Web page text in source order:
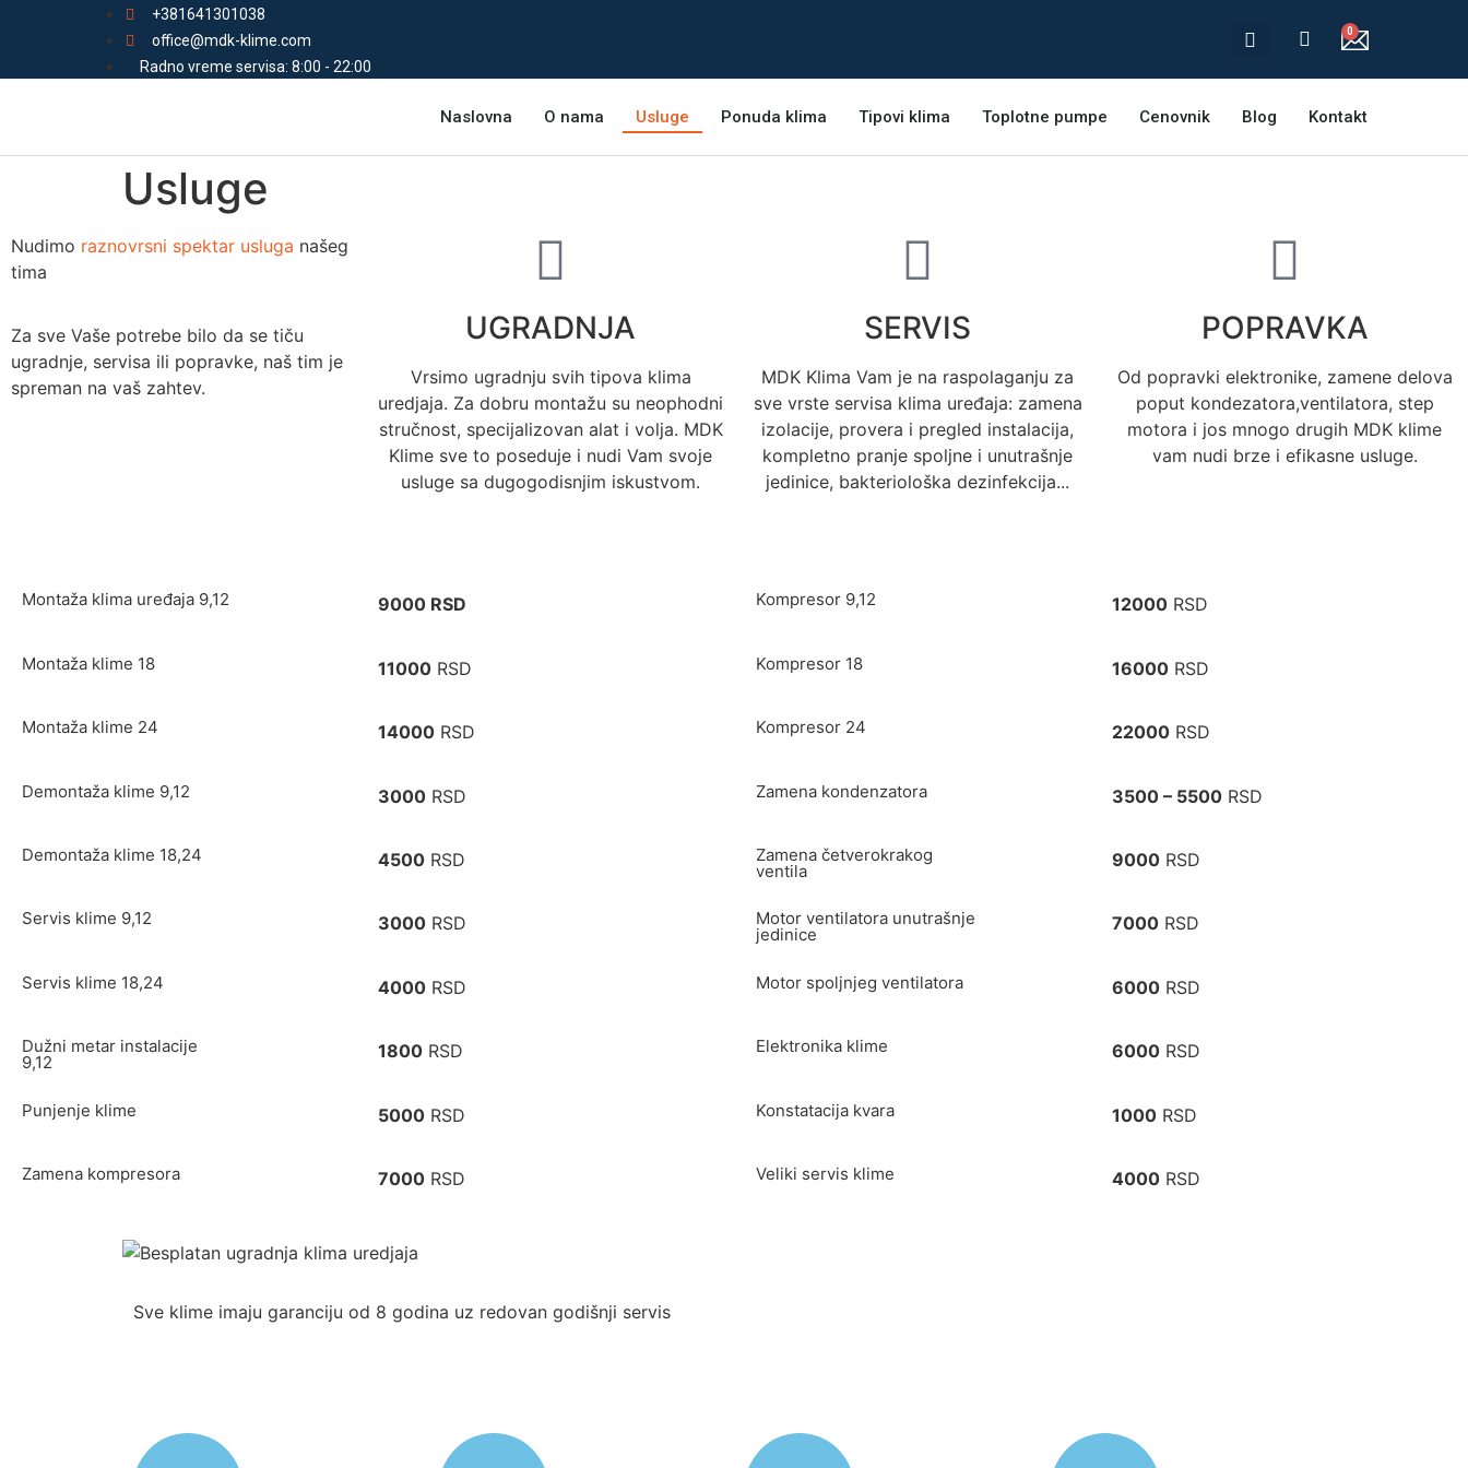
+381641301038
office@mdk-klime.com
Radno vreme servisa: 8:00 - 22:00
Naslovna O nama Usluge Ponuda klima Tipovi klima Toplotne pumpe Cenovnik Blog Kontakt
Usluge
Nudimo raznovrsni spektar usluga našeg
tima
Za sve Vaše potrebe bilo da se tiču
ugradnje, servisa ili popravke, naš tim je
spreman na vaš zahtev.
UGRADNJA
Vrsimo ugradnju svih tipova klima
uredjaja. Za dobru montažu su neophodni
stručnost, specijalizovan alat i volja. MDK
Klime sve to poseduje i nudi Vam svoje
usluge sa dugogodisnjim iskustvom.
SERVIS
MDK Klima Vam je na raspolaganju za
sve vrste servisa klima uređaja: zamena
izolacije, provera i pregled instalacija,
kompletno pranje spoljne i unutrašnje
jedinice, bakteriološka dezinfekcija...
POPRAVKA
Od popravki elektronike, zamene delova
poput kondezatora,ventilatora, step
motora i jos mnogo drugih MDK klime
vam nudi brze i efikasne usluge.
Montaža klima uređaja 9,12 9000 RSD
Montaža klime 18 11000 RSD
Montaža klime 24 14000 RSD
Demontaža klime 9,12 3000 RSD
Demontaža klime 18,24 4500 RSD
Servis klime 9,12 3000 RSD
Servis klime 18,24 4000 RSD
Dužni metar instalacije
9,12
1800 RSD
Punjenje klime 5000 RSD
Zamena kompresora 7000 RSD
Kompresor 9,12 12000 RSD
Kompresor 18 16000 RSD
Kompresor 24 22000 RSD
Zamena kondenzatora 3500 – 5500 RSD
Zamena četverokrakog
ventila
9000 RSD
Motor ventilatora unutrašnje
jedinice
7000 RSD
Motor spoljnjeg ventilatora 6000 RSD
Elektronika klime 6000 RSD
Konstatacija kvara 1000 RSD
Veliki servis klime 4000 RSD
Sve klime imaju garanciju od 8 godina uz redovan godišnji servis